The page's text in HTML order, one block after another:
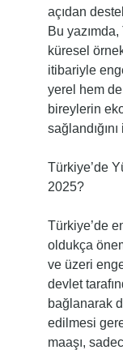
açıdan
Bu
küresel
itibariyle
yerel hem
bireylerin
Türkiye’de
2025?
Türkiye’de
oldukça
ve üzeri
devlet
bağlanarak
edilmesi
maaşı,